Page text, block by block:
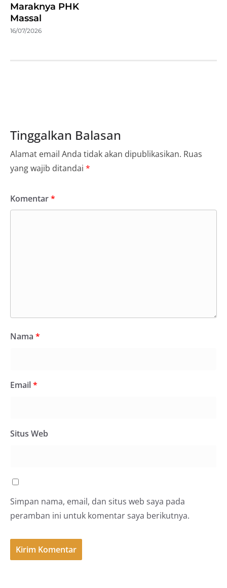
Maraknya PHK
Massal
16/07/2026
Tinggalkan Balasan
Alamat email Anda tidak akan dipublikasikan. Ruas
yang wajib ditandai *
Komentar*
Nama *
Email*
Situs Web
Simpan nama, email, dan situs web saya pada
peramban ini untuk komentar saya berikutnya.